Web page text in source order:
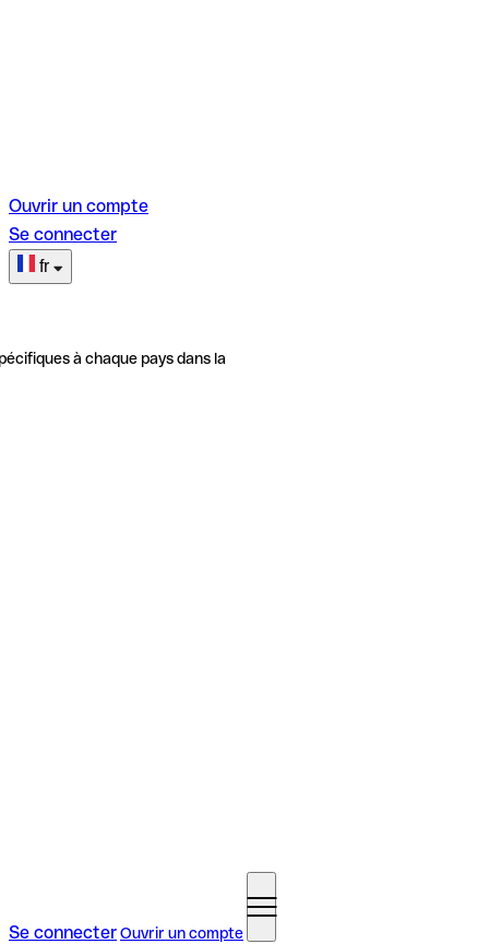
Ouvrir un compte
Se connecter
fr
à chaque pays dans la
Se connecterOuvrir un compte